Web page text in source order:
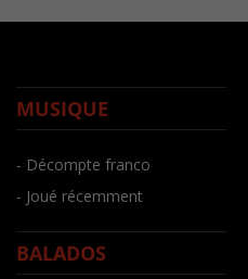
MUSIQUE
- Décompte franco
- Joué récemment
BALADOS